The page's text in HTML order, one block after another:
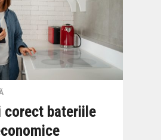
corect bateriile